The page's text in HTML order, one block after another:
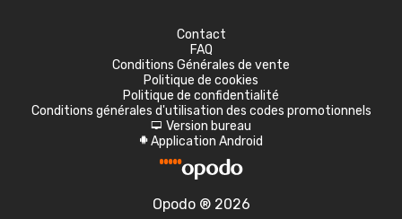
Contact
FAQ
Conditions Générales de vente
Politique de cookies
Politique de confidentialité
Conditions générales d'utilisation des codes promotionnels
d Version bureau
A Application Android
Opodo ® 2026